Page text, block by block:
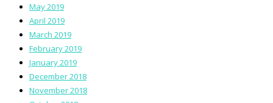
May 2019
April 2019
March 2019
February 2019
January 2019
December 2018
November 2018